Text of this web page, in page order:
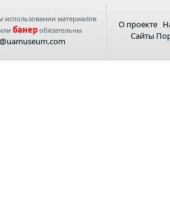
материалов
или банеробязательны
О проекте
Сайты